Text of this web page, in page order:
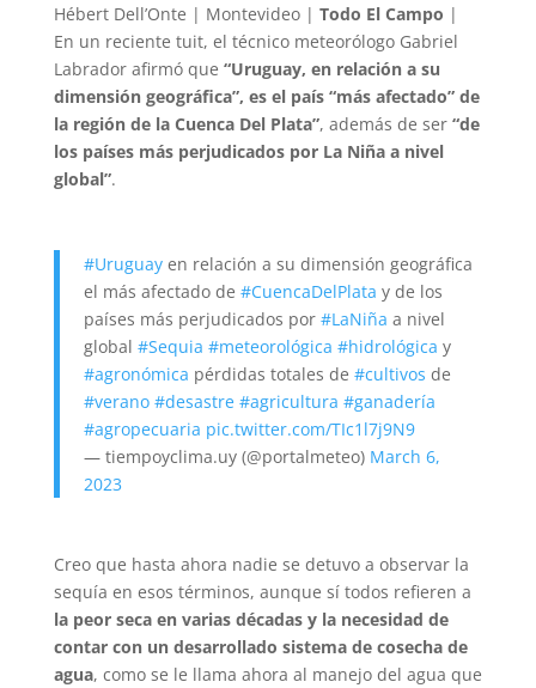
Hébert Dell’Onte | Montevideo | Todo El Campo |
En un reciente tuit, el técnico meteorólogo Gabriel
Labrador afirmó que “Uruguay, en relación a su
dimensión geográfica”, es el país “más afectado” de
la región de la Cuenca Del Plata”, además de ser “de
los países más perjudicados por La Niña a nivel
global”.
#Uruguayen relación a su dimensión geográfica
el más afectado de #CuencaDelPlata y de los
países más perjudicados por #LaNiña a nivel
global #Sequia #meteorológica #hidrológica y
#agronómica pérdidas totales de #cultivos de
#verano #desastre #agricultura #ganadería
#agropecuaria pic.twitter.com/TIc1l7j9N9
— tiempoyclima.uy (@portalmeteo) March 6,
2023
Creo que hasta ahora nadie se detuvo a observar la
sequía en esos términos, aunque sí todos refieren a
la peor seca en varias décadas y la necesidad de
contar con un desarrollado sistema de cosecha de
agua, como se le llama ahora al manejo del agua que